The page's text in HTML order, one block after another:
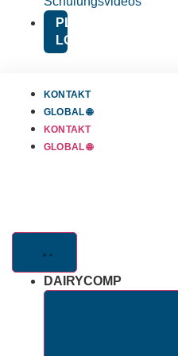
PLATFORM
LOGIN
KONTAKT
GLOBAL 🌐
KONTAKT
GLOBAL 🌐
DAIRYCOMP